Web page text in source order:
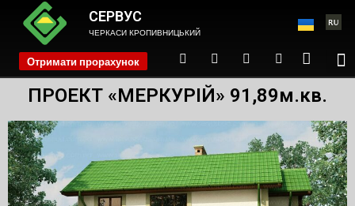
СЕРВУС
ЧЕРКАСИ КРОПИВНИЦЬКИЙ
Отримати прорахунок phone
ПРОЕКТ «МЕРКУРІЙ» 91,89м.кв.